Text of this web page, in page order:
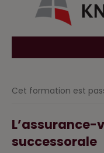
Cet formation est
L’assurance-
successorale